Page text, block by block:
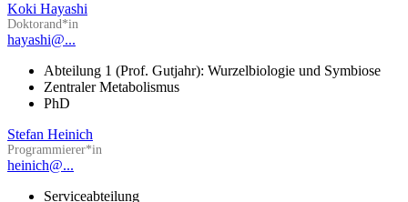
Koki Hayashi
Doktorand*in
hayashi@...
Abteilung 1 (Prof. Gutjahr): Wurzelbiologie und Symbiose
Zentraler Metabolismus
PhD
Stefan Heinich
Programmierer*in
heinich@...
Serviceabteilung